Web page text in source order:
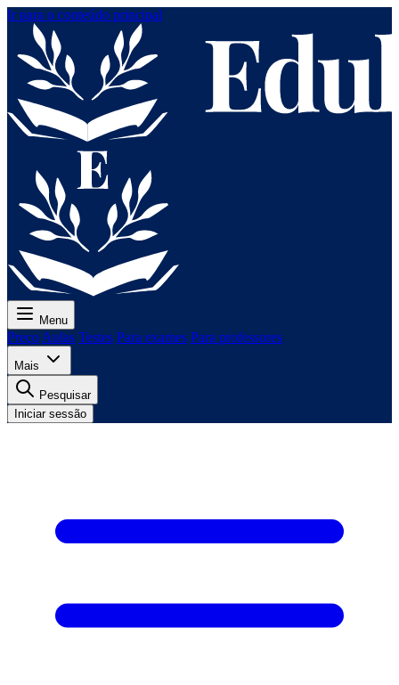
Ir para o conteúdo principal
Menu
Preço Aulas Testes Para exames Para professores
Mais
Pesquisar
Iniciar sessão